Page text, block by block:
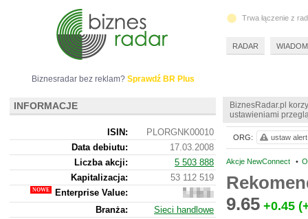
BiznesRadar.pl
ustawieniami
Akcje NewConnect •
9.65 +0.45
ORG: ustaw alert
Biznesradar bez reklam? Sprawdź BR Plus
INFORMACJE
ISIN:
PLORGNK00010
Data debiutu:
17.03.2008
Liczba akcji:
5 503 888
Kapitalizacja:
53 112 519
Enterprise Value:
720
519
Branża:
Sieci handlowe
Trwa łączenie z
RADAR